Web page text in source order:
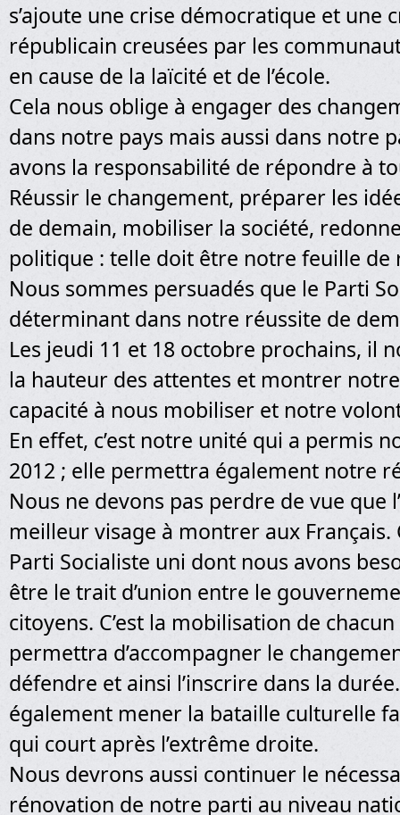
s’ajoute une crise démocratique et une
républicain creusées par les
en cause de la laïcité et de l’école.
Cela nous oblige à engager des
dans notre pays mais aussi dans notre
avons la responsabilité de répondre à
Réussir le changement, préparer les
de demain, mobiliser la société,
politique : telle doit être notre feuille de
Nous sommes persuadés que le Parti
déterminant dans notre réussite de
Les jeudi 11 et 18 octobre prochains, il
la hauteur des attentes et montrer
capacité à nous mobiliser et notre
En effet, c’est notre unité qui a permis
2012 ; elle permettra également notre
Nous ne devons pas perdre de vue que
meilleur visage à montrer aux Français.
Parti Socialiste uni dont nous avons
être le trait d’union entre le
citoyens. C’est la mobilisation de
permettra d’accompagner le
défendre et ainsi l’inscrire dans la
également mener la bataille culturelle
qui court après l’extrême droite.
Nous devrons aussi continuer le
rénovation de notre parti au niveau